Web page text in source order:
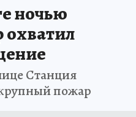
ночью
Станция
пожар